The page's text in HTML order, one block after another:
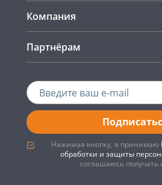
Компания
Партнёрам
Нажимая кнопку, я принимаю
обработки и защиты
соглашаюсь